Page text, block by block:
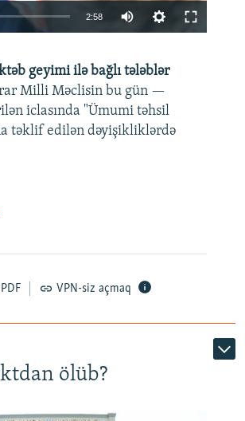
240p 360p 480p
720p 1080p
2:58
360p
480p
720p
geyimi ilə bağlı tələblər
Milli Məclisin bu gün —
iclasında "Ümumi təhsil
təklif edilən dəyişikliklərdə
PDF VPN-siz açmaq
ölüb?